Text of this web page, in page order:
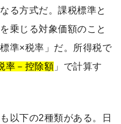
る方式だ。課税標準と
乗じる対象価額のこと
準×税率」だ。所得税で
率－控除額 」で計算す
以下の2種類がある。日